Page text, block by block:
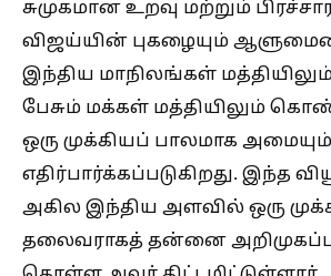
சுமுகமான உறவு மற்றும்
விஜய்யின் புகழையும்
இந்திய மாநிலங்கள்
பேசும் மக்கள் மத்தியிலும்
ஒரு முக்கியப் பாலமாக
எதிர்பார்க்கப்படுகிறது. இந்த
அகில இந்திய அளவில் ஒரு
தலைவராகத் தன்னை